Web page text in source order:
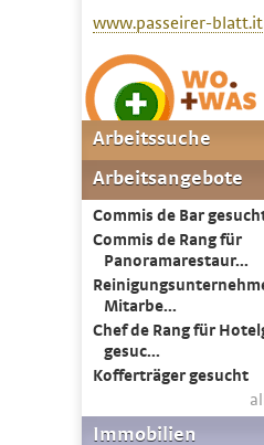
www.passeirer-blatt.it